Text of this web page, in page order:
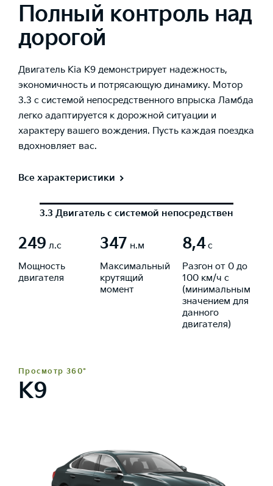
Полный контроль над
дорогой
Двигатель Kia K9 демонстрирует надежность,
экономичность и потрясающую динамику. Мотор
3.3 с системой непосредственного впрыска Ламбда
легко адаптируется к дорожной ситуации и
характеру вашего вождения. Пусть каждая поездка
вдохновляет вас.
Все характеристики
3.3 Двигатель с системой непосредственного
249 л.с
Мощность
двигателя
347 н.м
Максимальный
крутящий
момент
8,4с
Разгон от 0 до
100 км/ч с
(минимальным
значением для
данного
двигателя)
Просмотр 360°
K9